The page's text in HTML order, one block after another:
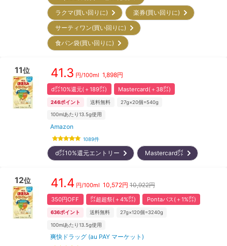
ラクマ(買い回りに)
楽券(買い回りに)
サーティワン(買い回りに)
食パン袋(買い回りに)
11位 41.3 円/100ml 1,898円
d㌽10%還元(＋189㌽) Mastercard(＋38㌽)
246ポイント 送料無料 27g×20個=540g
100mlあたり13.5g使用
Amazon
1089件
d㌽10%還元エントリー Mastercard㌽
12位 41.4 円/100ml 10,572円 10,922円
350円OFF ㌽超超祭(＋4%㌽) Pontaパス(＋1%㌽)
636ポイント 送料無料 27g×120個=3240g
100mlあたり13.5g使用
爽快ドラッグ (au PAY マーケット)